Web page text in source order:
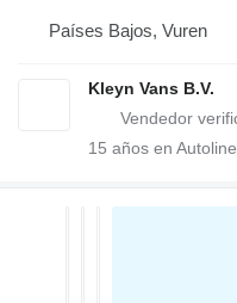
Países Bajos, Vuren
Kleyn Vans B.V.
15 años en Autoline